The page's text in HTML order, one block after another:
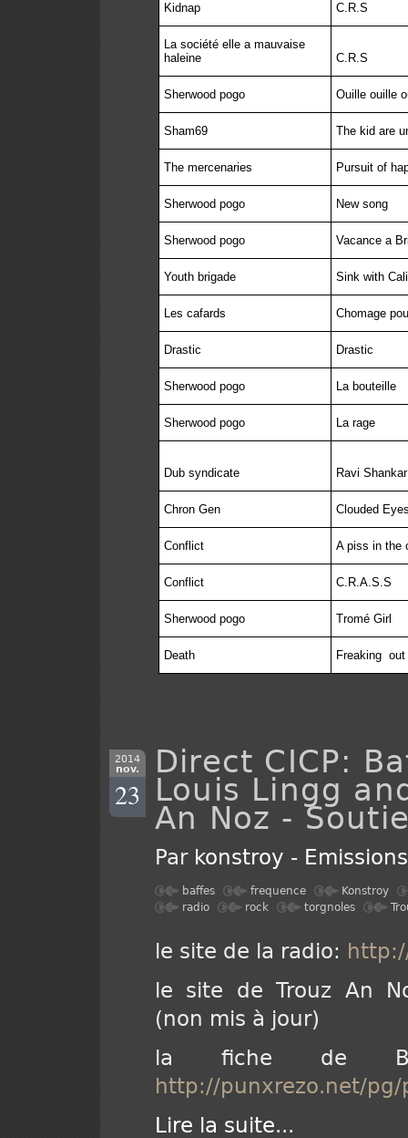
Kidnap C.R.S
La société elle a mauvaise
haleine
C.R.S
Sherwood pogo Ouille ouille
Sham69 The kid are
The mercenaries Pursuit of
Sherwood pogo New song
Sherwood pogo Vacance a
Youth brigade Sink with
Les cafards Chomage
Drastic Drastic
Sherwood pogo La bouteille
Sherwood pogo La rage
Dub syndicate Ravi Shankar
Chron Gen Clouded
Conflict A piss in the
Conflict C.R.A.S.S
Sherwood pogo Tromé Girl
Death Freaking out
2014
nov.
23
Direct CICP:
Louis Lingg
An Noz -
Par konstroy -
baffes frequence
Konstroy
radio
rock torgnoles
le site de la radio:
le site de Trouz An
(non mis à jour)
la fiche de
http://punxrezo.net/
Lire la suite...